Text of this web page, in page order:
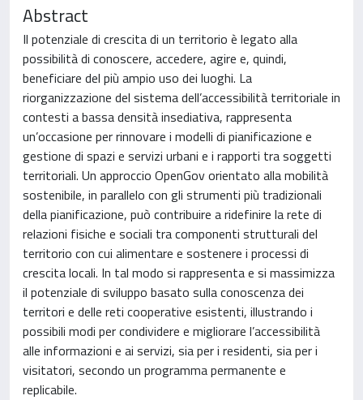
Abstract
Il potenziale di crescita di un territorio è legato alla
possibilità di conoscere, accedere, agire e, quindi,
beneficiare del più ampio uso dei luoghi. La
riorganizzazione del sistema dell’accessibilità territoriale in
contesti a bassa densità insediativa, rappresenta
un’occasione per rinnovare i modelli di pianificazione e
gestione di spazi e servizi urbani e i rapporti tra soggetti
territoriali. Un approccio OpenGov orientato alla mobilità
sostenibile, in parallelo con gli strumenti più tradizionali
della pianificazione, può contribuire a ridefinire la rete di
relazioni fisiche e sociali tra componenti strutturali del
territorio con cui alimentare e sostenere i processi di
crescita locali. In tal modo si rappresenta e si massimizza
il potenziale di sviluppo basato sulla conoscenza dei
territori e delle reti cooperative esistenti, illustrando i
possibili modi per condividere e migliorare l’accessibilità
alle informazioni e ai servizi, sia per i residenti, sia per i
visitatori, secondo un programma permanente e
replicabile.